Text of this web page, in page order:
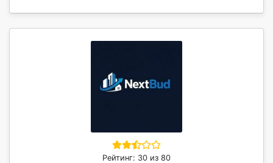
Рейтинг: 30 из 80